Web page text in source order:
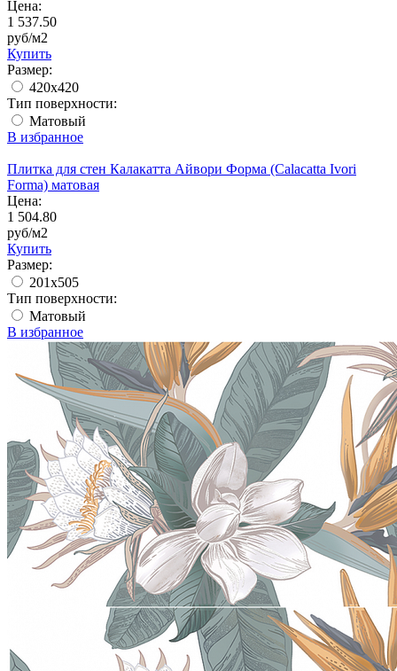
Цена:
1 537.50
руб/м2
Купить
Размер:
420х420
Тип поверхности:
Матовый
В избранное
Плитка для стен Калакатта Айвори Форма (Calacatta Ivori
Forma) матовая
Цена:
1 504.80
руб/м2
Купить
Размер:
201x505
Тип поверхности:
Матовый
В избранное